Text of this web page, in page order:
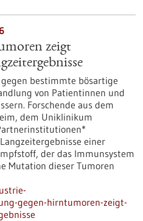
zeigt
bestimmte bösartige
von Patientinnen und
Forschende aus dem
dem Uniklinikum
einer
der das Immunsystem
Mutation dieser Tumoren
gegen-hirntumoren-zeigt-